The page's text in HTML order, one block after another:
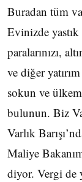
Buradan tüm
Evinizde
paralarınızı,
ve diğer
sokun ve
bulunun. Biz
Varlık
Maliye
diyor. Vergi de